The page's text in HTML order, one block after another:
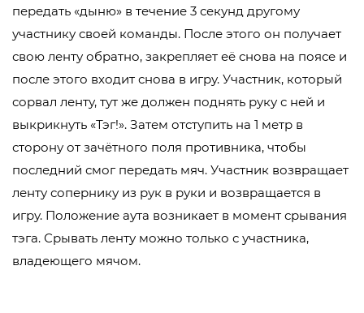
передать «дыню» в течение 3 секунд другому
участнику своей команды. После этого он получает
свою ленту обратно, закрепляет её снова на поясе и
после этого входит снова в игру. Участник, который
сорвал ленту, тут же должен поднять руку с ней и
выкрикнуть «Тэг!». Затем отступить на 1 метр в
сторону от зачётного поля противника, чтобы
последний смог передать мяч. Участник возвращает
ленту сопернику из рук в руки и возвращается в
игру. Положение аута возникает в момент срывания
тэга. Срывать ленту можно только с участника,
владеющего мячом.